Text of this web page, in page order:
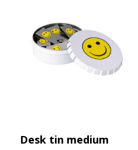
Desk tin medium